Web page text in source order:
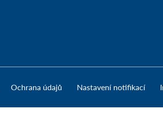
Ochrana údajů Nastavení notifikací